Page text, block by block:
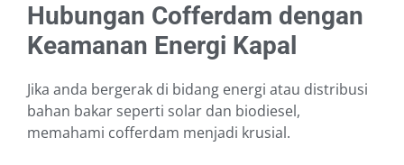
Hubungan Cofferdam dengan
Keamanan Energi Kapal
Jika anda bergerak di bidang energi atau distribusi
bahan bakar seperti solar dan biodiesel,
memahami cofferdam menjadi krusial.